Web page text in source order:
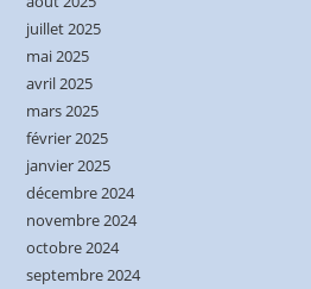
juillet 2025
mai 2025
avril 2025
mars 2025
février 2025
janvier 2025
décembre 2024
novembre 2024
octobre 2024
septembre 2024